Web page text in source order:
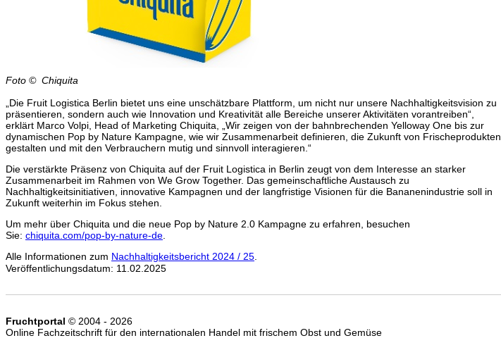
Foto © Chiquita
„Die Fruit Logistica Berlin bietet uns eine unschätzbare Plattform, um nicht nur unsere Nachhaltigkeitsvision zu
präsentieren, sondern auch wie Innovation und Kreativität alle Bereiche unserer Aktivitäten vorantreiben“,
erklärt Marco Volpi, Head of Marketing Chiquita, „Wir zeigen von der bahnbrechenden Yelloway One bis zur
dynamischen Pop by Nature Kampagne, wie wir Zusammenarbeit definieren, die Zukunft von Frischeprodukten
gestalten und mit den Verbrauchern mutig und sinnvoll interagieren.“
Die verstärkte Präsenz von Chiquita auf der Fruit Logistica in Berlin zeugt von dem Interesse an starker
Zusammenarbeit im Rahmen von We Grow Together. Das gemeinschaftliche Austausch zu
Nachhaltigkeitsinitiativen, innovative Kampagnen und der langfristige Visionen für die Bananenindustrie soll in
Zukunft weiterhin im Fokus stehen.
Um mehr über Chiquita und die neue Pop by Nature 2.0 Kampagne zu erfahren, besuchen
Sie: chiquita.com/pop-by-nature-de
Alle Informationen zum Nachhaltigkeitsbericht 2024 / 25
Veröffentlichungsdatum: 11.02.2025
Fruchtportal © 2004 - 2026
Online Fachzeitschrift für den internationalen Handel mit frischem Obst und Gemüse